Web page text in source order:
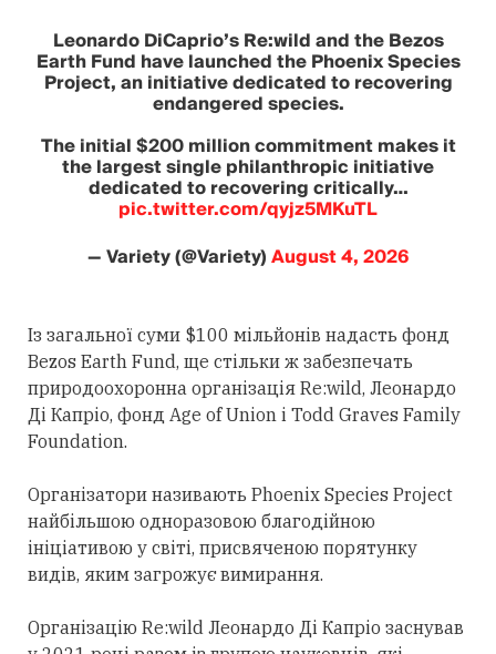
Leonardo DiCaprio’s Re:wild and the Bezos
Earth Fund have launched the Phoenix Species
Project, an initiative dedicated to recovering
endangered species.
The initial $200 million commitment makes it
the largest single philanthropic initiative
dedicated to recovering critically…
pic.twitter.com/qyjz5MKuTL
— Variety (@Variety)August 4, 2026
Із загальної суми $100 мільйонів надасть фонд
Bezos Earth Fund, ще стільки ж забезпечать
природоохоронна організація Re:wild, Леонардо
Ді Капріо, фонд Age of Union і Todd Graves Family
Foundation.
Організатори називають Phoenix Species Project
найбільшою одноразовою благодійною
ініціативою у світі, присвяченою порятунку
видів, яким загрожує вимирання.
Організацію Re:wild Леонардо Ді Капріо заснував